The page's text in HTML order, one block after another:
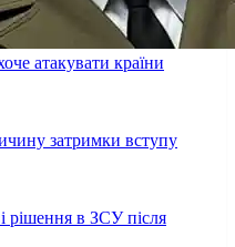
атакувати країни
затримки вступу
рішення в ЗСУ після